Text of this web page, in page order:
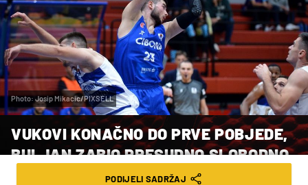
Photo: Josip Mikacic/PIXSELL
VUKOVI KONAČNO DO PRVE POBJEDE,
BULJAN ZABIO PRESUDNO SLOBODNO
PODIJELI SADRŽAJ